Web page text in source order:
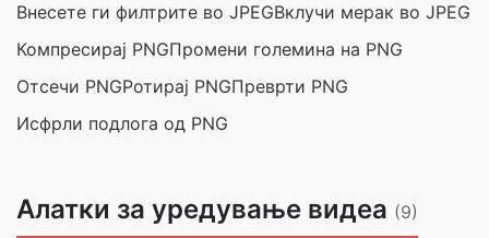
Внесете ги филтрите во JPEGВклучи мерак во JPEG
Компресирај PNGПромени големина на PNG
Отсечи PNGРотирај PNGПреврти PNG
Исфрли подлога од PNG
Алатки за уредување видеа (9)